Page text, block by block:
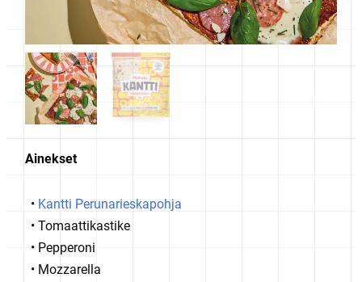
Ainekset
Kantti Perunarieskapohja
Tomaattikastike
Pepperoni
Mozzarella